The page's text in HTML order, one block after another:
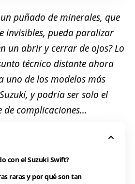
puñado de minerales, que
invisibles, pueda paralizar
un abrir y cerrar de ojos? Lo
técnico distante ahora
uno de los modelos más
y podría ser solo el
de complicaciones…
con el Suzuki Swift?
raras y por qué son tan